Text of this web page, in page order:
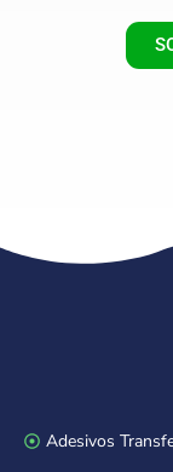
Adesivos